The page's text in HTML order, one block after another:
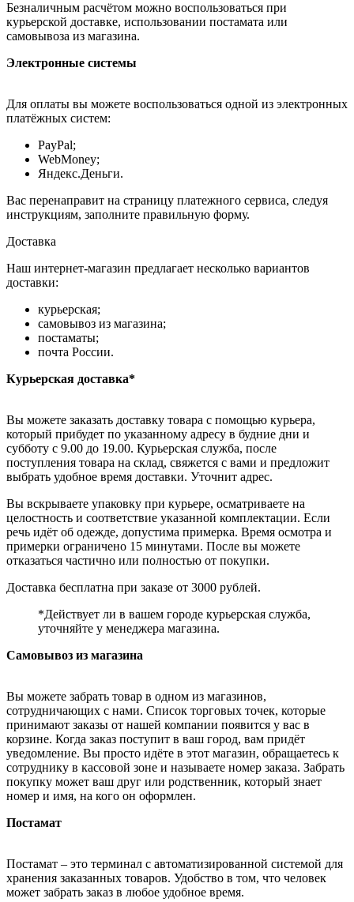
Безналичным расчётом можно воспользоваться при
курьерской доставке, использовании постамата или
самовывоза из магазина.
Электронные системы
Для оплаты вы можете воспользоваться одной из электронных
платёжных систем:
PayPal;
WebMoney;
Яндекс.Деньги.
Вас перенаправит на страницу платежного сервиса, следуя
инструкциям, заполните правильную форму.
Доставка
Наш интернет-магазин предлагает несколько вариантов
доставки:
курьерская;
самовывоз из магазина;
постаматы;
почта России.
Курьерская доставка*
Вы можете заказать доставку товара с помощью курьера,
который прибудет по указанному адресу в будние дни и
субботу с 9.00 до 19.00. Курьерская служба, после
поступления товара на склад, свяжется с вами и предложит
выбрать удобное время доставки. Уточнит адрес.
Вы вскрываете упаковку при курьере, осматриваете на
целостность и соответствие указанной комплектации. Если
речь идёт об одежде, допустима примерка. Время осмотра и
примерки ограничено 15 минутами. После вы можете
отказаться частично или полностью от покупки.
Доставка бесплатна при заказе от 3000 рублей.
*Действует ли в вашем городе курьерская служба,
уточняйте у менеджера магазина.
Самовывоз из магазина
Вы можете забрать товар в одном из магазинов,
сотрудничающих с нами. Список торговых точек, которые
принимают заказы от нашей компании появится у вас в
корзине. Когда заказ поступит в ваш город, вам придёт
уведомление. Вы просто идёте в этот магазин, обращаетесь к
сотруднику в кассовой зоне и называете номер заказа. Забрать
покупку может ваш друг или родственник, который знает
номер и имя, на кого он оформлен.
Постамат
Постамат – это терминал с автоматизированной системой для
хранения заказанных товаров. Удобство в том, что человек
может забрать заказ в любое удобное время.